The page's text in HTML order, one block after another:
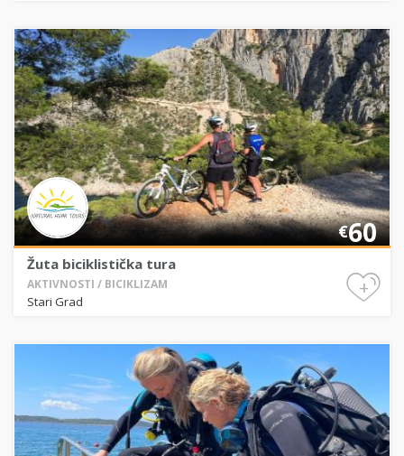
€60
Žuta biciklistička tura
AKTIVNOSTI / BICIKLIZAM
Stari Grad
+